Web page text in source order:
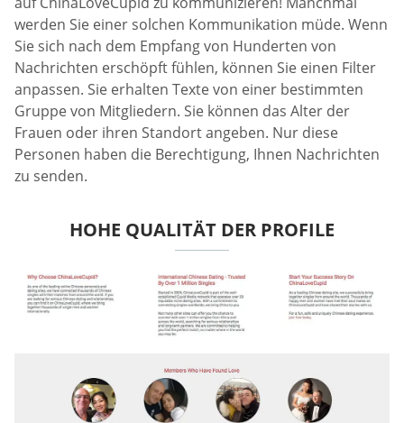
werden Sie einer solchen Kommunikation müde. Wenn
Sie sich nach dem Empfang von Hunderten von
Nachrichten erschöpft fühlen, können Sie einen Filter
anpassen. Sie erhalten Texte von einer bestimmten
Gruppe von Mitgliedern. Sie können das Alter der
Frauen oder ihren Standort angeben. Nur diese
Personen haben die Berechtigung, Ihnen Nachrichten
zu senden.
HOHE QUALITÄT DER PROFILE